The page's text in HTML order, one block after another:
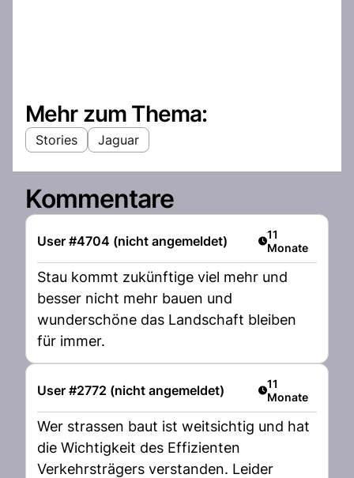
Mehr zum Thema:
Stories Jaguar
Kommentare
User #4704 (nicht angemeldet) Artikel
11
Monate
Stau kommt zukünftige viel mehr und
besser nicht mehr bauen und
wunderschöne das Landschaft bleiben
für immer.
User #2772 (nicht angemeldet) Artikel
11
Monate
Wer strassen baut ist weitsichtig und hat
die Wichtigkeit des Effizienten
Verkehrsträgers verstanden. Leider